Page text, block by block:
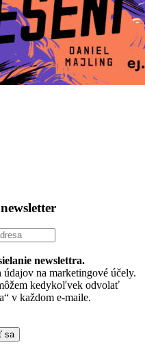
newslettra.
údajov na marketingové účely.
kedykoľvek odvolať
v každom e-maile.